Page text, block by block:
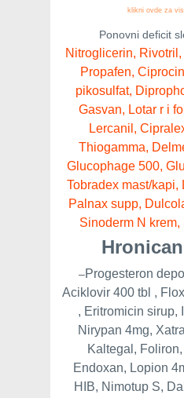
klikni ovde za
Ponovni deficit
Nitroglicerin,
Propafen,
pikosulfat,
Gasvan, Lotar r i
Lercanil,
Thiogamma,
Glucophage 500,
Tobradex mast/kapi,
Palnax supp,
Sinoderm N
–Progesteron
Aciklovir 400 tbl ,
, Eritromicin sirup,
Nirypan 4mg,
Kaltegal,
Endoxan, Lopion
HIB, Nimotup S,